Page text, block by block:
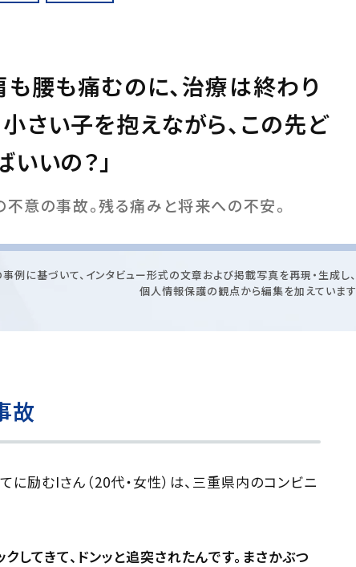
も腰も痛むのに、治療は終わり
さい子を抱えながら、この先ど
いいの？」
不意の事故。残る痛みと将来への不安。
例に基づいて、インタビュー形式の文章および掲載写真を再現・生成し、
個人情報保護の観点から編集を加えています
故
励むIさん（20代・女性）は、三重県内のコンビニ
してきて、ドンッと追突されたんです。まさかぶつ